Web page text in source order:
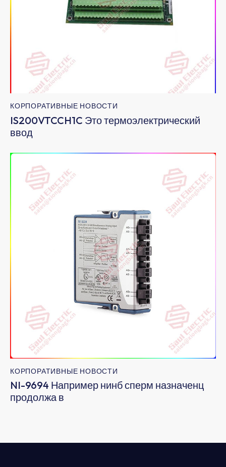
КОРПОРАТИВНЫЕ НОВОСТИ
IS200VTCCH1C Это термоэлектрический
ввод
КОРПОРАТИВНЫЕ НОВОСТИ
​NI-9694 Например нинб сперм назначенц
продолжа в